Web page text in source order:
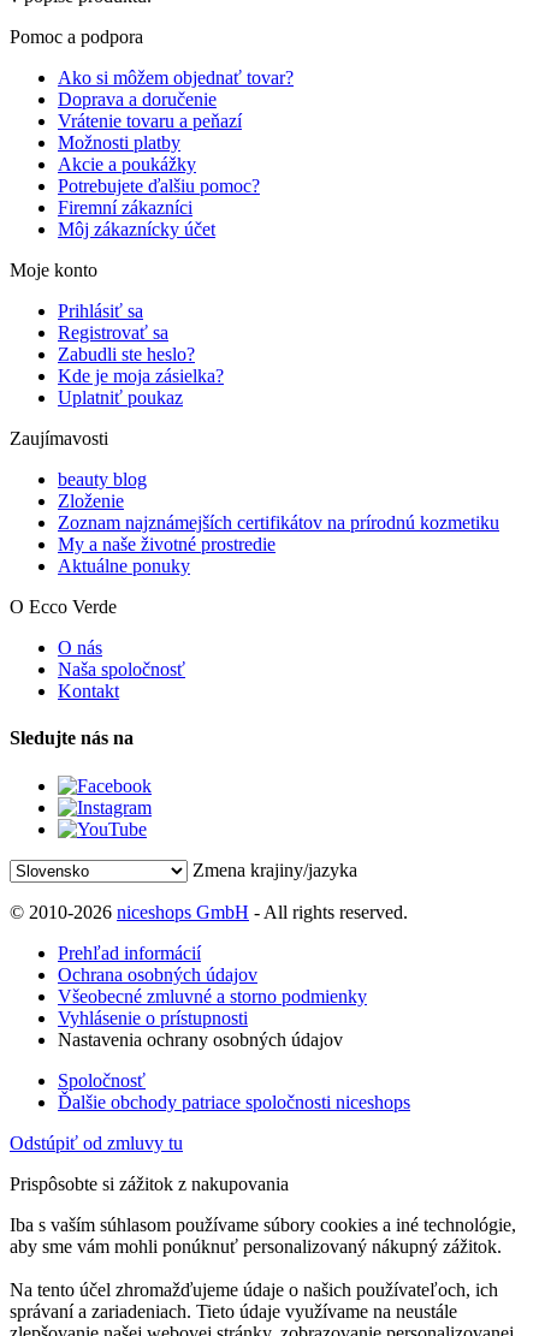
Pomoc a podpora
Ako si môžem objednať tovar?
Doprava a doručenie
Vrátenie tovaru a peňazí
Možnosti platby
Akcie a poukážky
Potrebujete ďalšiu pomoc?
Firemní zákazníci
Môj zákaznícky účet
Moje konto
Prihlásiť sa
Registrovať sa
Zabudli ste heslo?
Kde je moja zásielka?
Uplatniť poukaz
Zaujímavosti
beauty blog
Zloženie
Zoznam najznámejších certifikátov na prírodnú kozmetiku
My a naše životné prostredie
Aktuálne ponuky
O Ecco Verde
O nás
Naša spoločnosť
Kontakt
Sledujte nás na
Zmena krajiny/jazyka
© 2010-2026 niceshops GmbH - All rights reserved.
Prehľad informácií
Ochrana osobných údajov
Všeobecné zmluvné a storno podmienky
Vyhlásenie o prístupnosti
Nastavenia ochrany osobných údajov
Spoločnosť
Ďalšie obchody patriace spoločnosti niceshops
Odstúpiť od zmluvy tu
Prispôsobte si zážitok z nakupovania
Iba s vaším súhlasom používame súbory cookies a iné technológie,
aby sme vám mohli ponúknuť personalizovaný nákupný zážitok.
Na tento účel zhromažďujeme údaje o našich používateľoch, ich
správaní a zariadeniach. Tieto údaje využívame na neustále